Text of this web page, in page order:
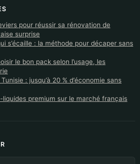
pour réussir sa rénovation de
surprise
s’écaille : la méthode pour décaper sans
le bon pack selon l’usage, les
: jusqu’à 20 % d’économie sans
liquides premium sur le marché français